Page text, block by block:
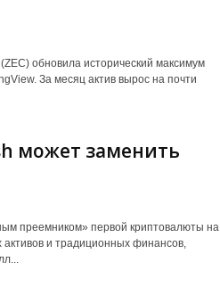
обновила исторический максимум
За месяц актив вырос на почти
может заменить
преемником» первой криптовалюты на
и традиционных финансов,